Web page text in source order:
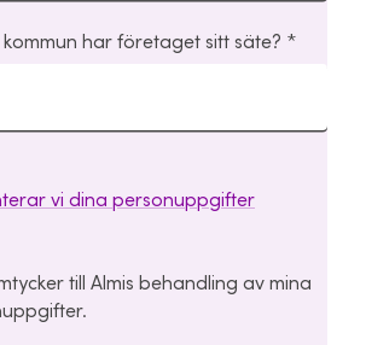
kommun har företaget sitt säte?
vi dina personuppgifter
till Almis behandling av mina